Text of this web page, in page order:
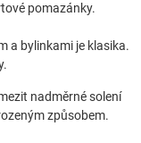
pomazánky.
a bylinkami je klasika.
nadměrné solení
způsobem.